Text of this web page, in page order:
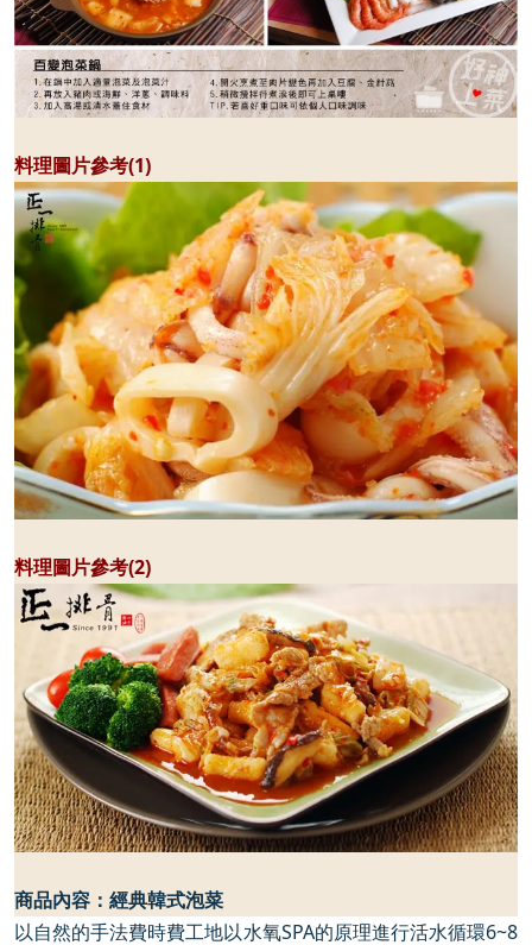
料理圖片參考(1)
料理圖片參考(2)
商品內容：經典韓式泡菜
以自然的手法費時費工地以水氧SPA的原理進行活水循環6~8